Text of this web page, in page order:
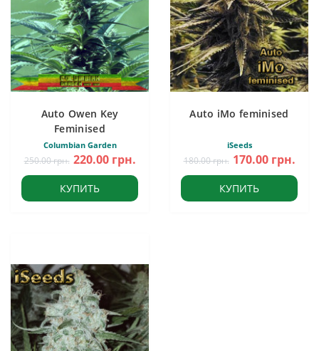
Auto Owen Key
Feminised
Columbian Garden
250.00 грн. 220.00 грн.
КУПИТЬ
Auto iMo feminised
iSeeds
180.00 грн. 170.00 грн.
КУПИТЬ